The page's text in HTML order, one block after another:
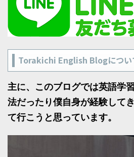
Torakichi English Blogについ
主に、このブログでは英語学
法だったり僕自身が経験して
て行こうと思っています。